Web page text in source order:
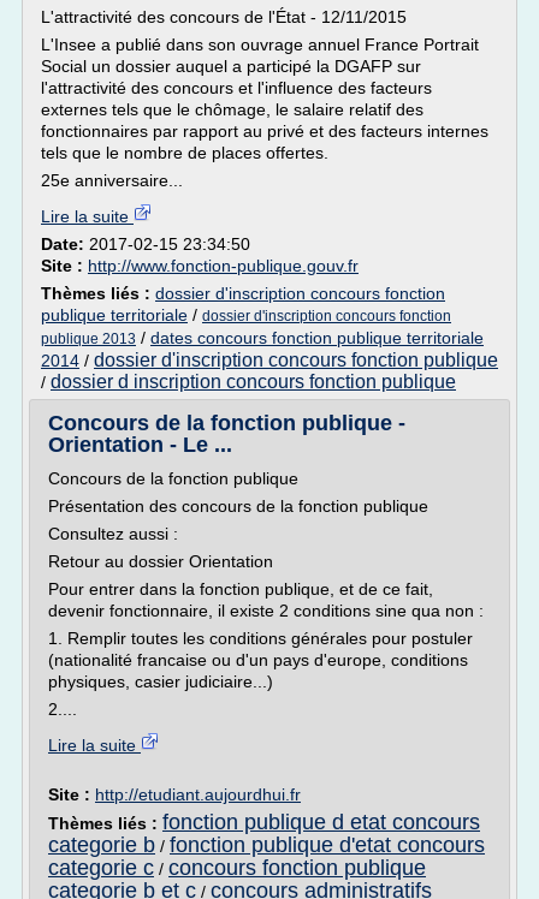
L'attractivité des concours de l'État - 12/11/2015
L'Insee a publié dans son ouvrage annuel France Portrait
Social un dossier auquel a participé la DGAFP sur
l'attractivité des concours et l'influence des facteurs
externes tels que le chômage, le salaire relatif des
fonctionnaires par rapport au privé et des facteurs internes
tels que le nombre de places offertes.
25e anniversaire...
Lire la suite
Date: 2017-02-15 23:34:50
Site : http://www.fonction-publique.gouv.fr
Thèmes liés : dossier d'inscription concours fonction
publique territoriale / dossier d'inscription concours fonction
publique 2013 / dates concours fonction publique territoriale
2014 / dossier d'inscription concours fonction publique
/ dossier d inscription concours fonction publique
Concours de la fonction publique -
Orientation - Le ...
Concours de la fonction publique
Présentation des concours de la fonction publique
Consultez aussi :
Retour au dossier Orientation
Pour entrer dans la fonction publique, et de ce fait,
devenir fonctionnaire, il existe 2 conditions sine qua non :
1. Remplir toutes les conditions générales pour postuler
(nationalité francaise ou d'un pays d'europe, conditions
physiques, casier judiciaire...)
2....
Lire la suite
Site : http://etudiant.aujourdhui.fr
Thèmes liés : fonction publique d etat concours
categorie b / fonction publique d'etat concours
categorie c / concours fonction publique
categorie b et c / concours administratifs